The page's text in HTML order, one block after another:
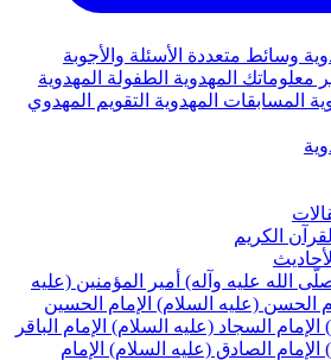
الأسئلة والأجوبة
الطفولة المهدوية
التقويم المهدوي
أمير المؤمنين (عليه
السلام) الإمام الحسين
(عليه السلام) الإمام الباقر
(عليه السلام) الإمام